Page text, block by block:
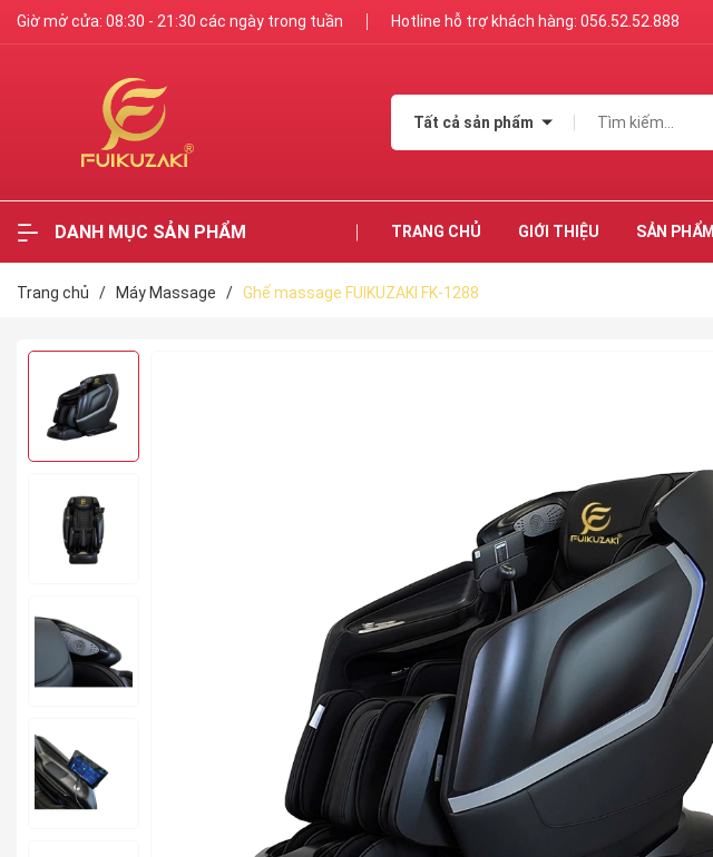
Giờ mở cửa: 08:30 - 21:30 các ngày trong tuần Hotline hỗ trợ khách hàng: 056.52.52.888
Tất cả sản phẩm
DANH MỤC SẢN PHẨM TRANG CHỦ GIỚI THIỆU SẢN PHẨM
Trang chủ / Máy Massage / Ghế massage FUIKUZAKI FK-1288